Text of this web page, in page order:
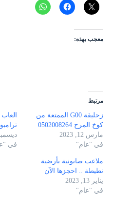
معجب بهذه:
مرتبط
زحليقة G00 الممتعة من
كوخ المرح 0502008264
مارس 12, 2023
في "عام"
ترامبولين
ديسمبر 9,
في
ملاعب صابونية بأرضية
نطيطة .. احجزها الآن
يناير 13, 2023
في "عام"